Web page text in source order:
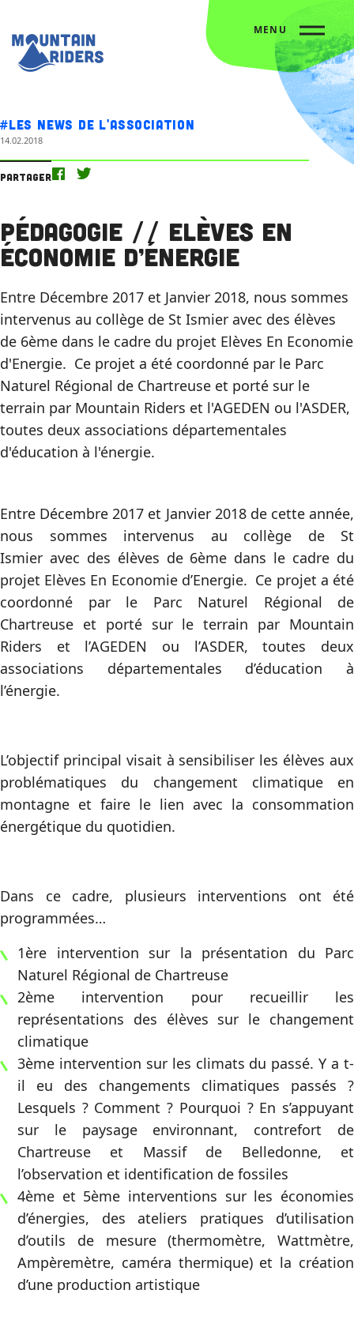
MENU
#Les news de l'association
14.02.2018
Partager
Pédagogie // Elèves en
économie d’énergie
Entre Décembre 2017 et Janvier 2018, nous sommes
intervenus au collège de St Ismier avec des élèves
de 6ème dans le cadre du projet Elèves En Economie
d'Energie. Ce projet a été coordonné par le Parc
Naturel Régional de Chartreuse et porté sur le
terrain par Mountain Riders et l'AGEDEN ou l'ASDER,
toutes deux associations départementales
d'éducation à l'énergie.
Entre Décembre 2017 et Janvier 2018 de cette année,
nous sommes intervenus au collège de St
Ismier avec des élèves de 6ème dans le cadre du
projet Elèves En Economie d’Energie. Ce projet a été
coordonné par le Parc Naturel Régional de
Chartreuse et porté sur le terrain par Mountain
Riders et l’AGEDEN ou l’ASDER, toutes deux
associations départementales d’éducation à
l’énergie.
L’objectif principal visait à sensibiliser les élèves aux
problématiques du changement climatique en
montagne et faire le lien avec la consommation
énergétique du quotidien.
Dans ce cadre, plusieurs interventions ont été
programmées…
1ère intervention sur la présentation du Parc
Naturel Régional de Chartreuse
2ème intervention pour recueillir les
représentations des élèves sur le changement
climatique
3ème intervention sur les climats du passé. Y a t-
il eu des changements climatiques passés ?
Lesquels ? Comment ? Pourquoi ? En s’appuyant
sur le paysage environnant, contrefort de
Chartreuse et Massif de Belledonne, et
l’observation et identification de fossiles
4ème et 5ème interventions sur les économies
d’énergies, des ateliers pratiques d’utilisation
d’outils de mesure (thermomètre, Wattmètre,
Ampèremètre, caméra thermique) et la création
d’une production artistique